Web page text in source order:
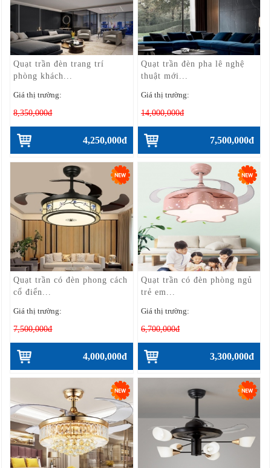
Quạt trần đèn trang trí
phòng khách...
Giá thị trường:
8,350,000đ
4,250,000đ
Quạt trần đèn pha lê nghệ
thuật mới...
Giá thị trường:
14,000,000đ
7,500,000đ
Quạt trần có đèn phong cách
cổ điển...
Giá thị trường:
7,500,000đ
4,000,000đ
Quạt trần có đèn phòng ngủ
trẻ em...
Giá thị trường:
6,700,000đ
3,300,000đ